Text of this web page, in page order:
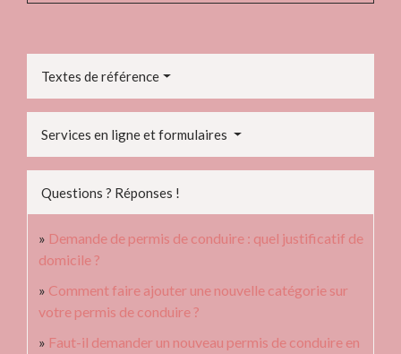
Textes de référence
Services en ligne et formulaires
Questions ? Réponses !
Demande de permis de conduire : quel justificatif de
domicile ?
Comment faire ajouter une nouvelle catégorie sur
votre permis de conduire ?
Faut-il demander un nouveau permis de conduire en